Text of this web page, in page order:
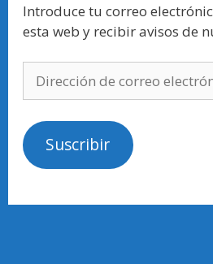
Introduce tu correo
esta web y recibir avisos de
Suscribir